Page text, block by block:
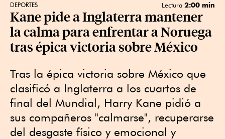
DEPORTES Lectura 2:00 min
Kane pide a Inglaterra mantener
la calma para enfrentar a Noruega
tras épica victoria sobre México
Tras la épica victoria sobre México que
clasificó a Inglaterra a los cuartos de
final del Mundial, Harry Kane pidió a
sus compañeros "calmarse", recuperarse
del desgaste físico y emocional y